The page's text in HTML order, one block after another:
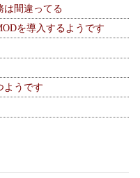
は間違ってる
を導入するようです
ようです